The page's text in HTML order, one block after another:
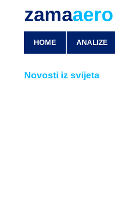
zamaaero
HOME ANALIZE
Novosti iz svijeta